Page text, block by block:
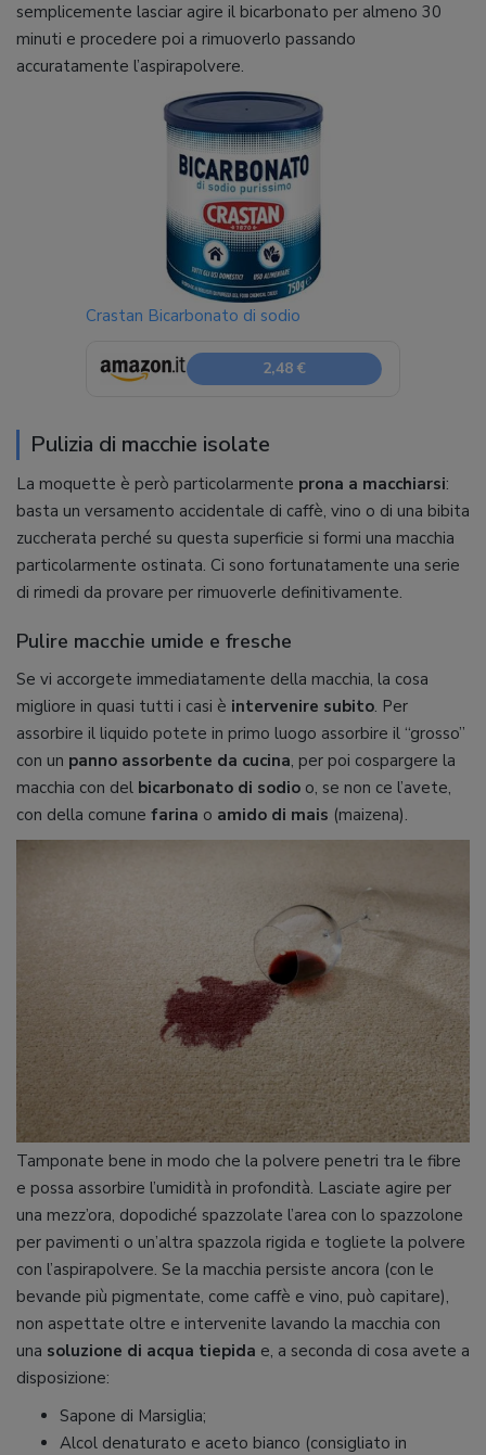
semplicemente lasciar agire il bicarbonato per almeno 30
minuti e procedere poi a rimuoverlo passando
accuratamente l’aspirapolvere.
Crastan Bicarbonato di sodio
2,48 €
Pulizia di macchie isolate
La moquette è però particolarmente prona a macchiarsi:
basta un versamento accidentale di caffè, vino o di una bibita
zuccherata perché su questa superficie si formi una macchia
particolarmente ostinata. Ci sono fortunatamente una serie
di rimedi da provare per rimuoverle definitivamente.
Pulire macchie umide e fresche
Se vi accorgete immediatamente della macchia, la cosa
migliore in quasi tutti i casi è intervenire subito. Per
assorbire il liquido potete in primo luogo assorbire il “grosso”
con un panno assorbente da cucina, per poi cospargere la
macchia con del bicarbonato di sodio o, se non ce l’avete,
con della comune farina o amido di mais (maizena).
Tamponate bene in modo che la polvere penetri tra le fibre
e possa assorbire l’umidità in profondità. Lasciate agire per
una mezz’ora, dopodiché spazzolate l’area con lo spazzolone
per pavimenti o un’altra spazzola rigida e togliete la polvere
con l’aspirapolvere. Se la macchia persiste ancora (con le
bevande più pigmentate, come caffè e vino, può capitare),
non aspettate oltre e intervenite lavando la macchia con
una soluzione di acqua tiepida e, a seconda di cosa avete a
disposizione:
Sapone di Marsiglia;
Alcol denaturato e aceto bianco (consigliato in